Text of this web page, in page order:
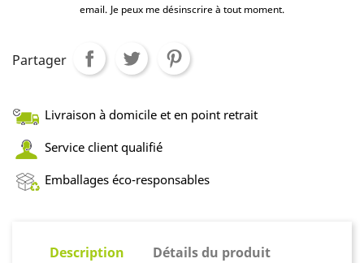
email. Je peux me désinscrire à tout moment.
Partager
Livraison à domicile et en point retrait
Service client qualifié
Emballages éco-responsables
Description Détails du produit